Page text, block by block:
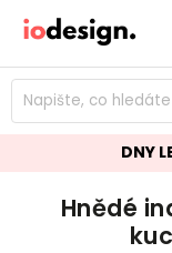
DNY
Hnědé